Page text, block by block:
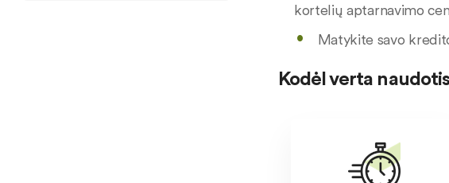
kortelių aptarnavimo
Matykite savo
Kodėl verta